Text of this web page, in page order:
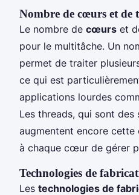
Nombre de cœurs et de
Le nombre de cœurs et
pour le multitâche. Un
permet de traiter
ce qui est
applications lourdes
Les threads, qui sont des
augmentent encore
à chaque cœur de gérer
Technologies de
Les technologies de